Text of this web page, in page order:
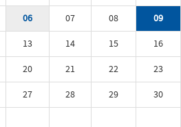
06 07 08
09
13 14 15
16
20 21 22
23
27 28 29
30